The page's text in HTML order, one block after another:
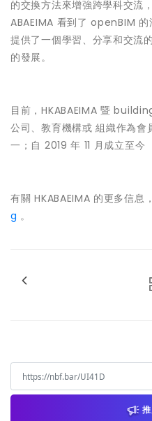
的交換方法來增強跨學科交流
ABAEIMA 看到了 openBIM
提供了一個學習、分享和交流
的發展。
目前，HKABAEIMA 暨
公司、教育機構或 組織作為會
一；自 2019 年 11 月成立至今
有關 HKABAEIMA 的更多信息
g 。